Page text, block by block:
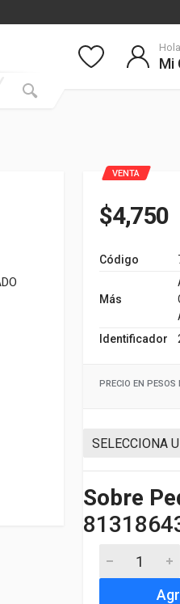
Mi
VENTA
$4,750
Código
Más
Identificador
PRECIO EN PESOS
Sobre